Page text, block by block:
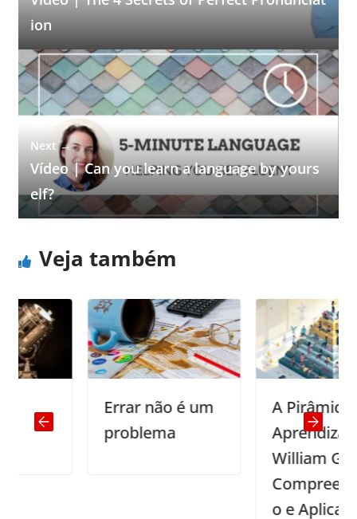
ion
Next →
Vídeo | Can you learn a language by yours
elf?
Veja também
Errar não é um
problema
A Pirâmide de
Aprendizado de
William Glasser:
Compreendend
o e Aplicando